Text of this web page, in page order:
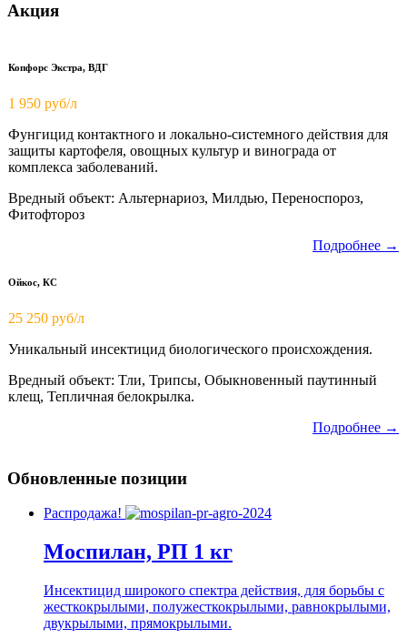
Акция
Копфорс Экстра, ВДГ
1 950 руб/л
Фунгицид контактного и локально-системного действия для
защиты картофеля, овощных культур и винограда от
комплекса заболеваний.
Вредный объект: Альтернариоз, Милдью, Переноспороз,
Фитофтороз
Подробнее →
Ойкос, КС
25 250 руб/л
Уникальный инсектицид биологического происхождения.
Вредный объект: Тли, Трипсы, Обыкновенный паутинный
клещ, Тепличная белокрылка.
Подробнее →
Обновленные позиции
Распродажа!
Моспилан, РП 1 кг
Инсектицид широкого спектра действия, для борьбы с
жесткокрылыми, полужесткокрылыми, равнокрылыми,
двукрылыми, прямокрылыми.